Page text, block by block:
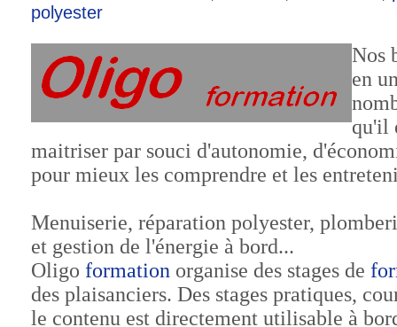
polyester
Nos
en
qu'il
maitriser par souci d'autonomie,
pour mieux les comprendre et les
Menuiserie, réparation polyester,
et gestion de l'énergie à bord...
Oligo formation organise des stages de
des plaisanciers. Des stages pratiques,
le contenu est directement utilisable à